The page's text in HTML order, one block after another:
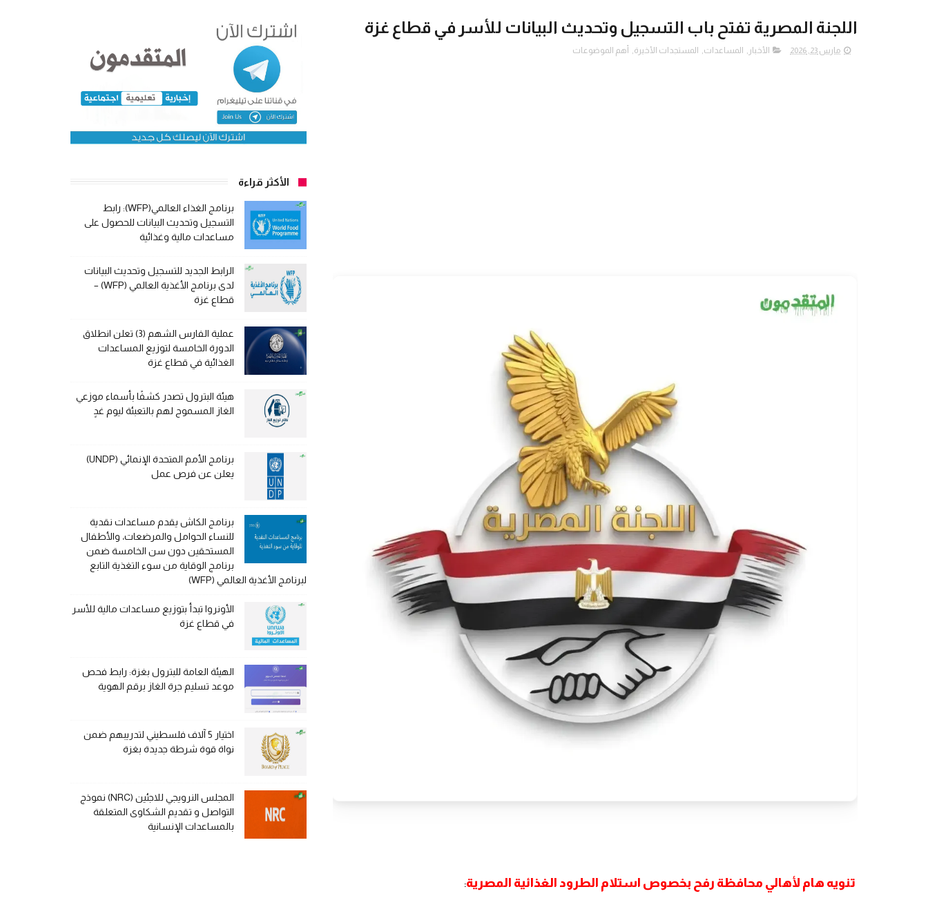
اللجنة المصرية تفتح باب التسجيل وتحديث البيانات للأسر في قطاع غزة
مارس 23, 2026 الأخبار , المساعدات, المستجدات الأخيرة, أهم الموضوعات
تنويه هام لأهالي محافظة رفح بخصوص استلام الطرود الغذائية المصرية:
الأكثر قراءة
برنامج الغذاء العالمي(WFP): رابط
التسجيل وتحديث البيانات للحصول على
مساعدات مالية وغذائية
الرابط الجديد للتسجيل وتحديث البيانات
لدى برنامج الأغذية العالمي (WFP) –
قطاع غزة
عملية الفارس الشهم (3) تعلن انطلاق
الدورة الخامسة لتوزيع المساعدات
الغذائية في قطاع غزة
هيئة البترول تصدر كشفًا بأسماء موزعي
الغاز المسموح لهم بالتعبئة ليوم غدٍ
برنامج الأمم المتحدة الإنمائي (UNDP)
يعلن عن فرص عمل
برنامج الكاش يقدم مساعدات نقدية
للنساء الحوامل والمرضعات، والأطفال
المستحقين دون سن الخامسة ضمن
برنامج الوقاية من سوء التغذية التابع
لبرنامج الأغذية العالمي (WFP)
الأونروا تبدأ بتوزيع مساعدات مالية للأسر
في قطاع غزة
الهيئة العامة للبترول بغزة: رابط فحص
موعد تسليم جرة الغاز برقم الهوية
اختيار 5 آلاف فلسطيني لتدريبهم ضمن
نواة قوة شرطة جديدة بغزة
المجلس النرويجي للاجئين (NRC) نموذج
التواصل و تقديم الشكاوى المتعلقة
بالمساعدات الإنسانية